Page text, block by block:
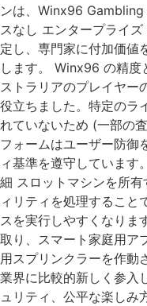
ンは、Winx96 Gambling
スなし エンタープライ
定し、専門家に付加価値
します。 Winx96 の精度
ストラリアのプレイヤー
役立ちました。特定のラ
れていないため (一部の
フォームはユーザー防御
ィ基準を遵守しています
細 スロットマシンを所
ィリティを処理すること
スを実行しやすくなりま
取り、スマート家庭用ア
用スプリンクラーを作動
業界に比較的新しく参入
ュリティ、公平な楽しみ